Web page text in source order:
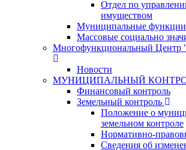
Отдел по
имуществом
Муниципальные функции
Массовые социально
Многофункциональный
Новости
МУНИЦИПАЛЬНЫЙ
Финансовый контроль
Земельный контроль
Положение о
земельном контроле
Нормативно-
Сведения об